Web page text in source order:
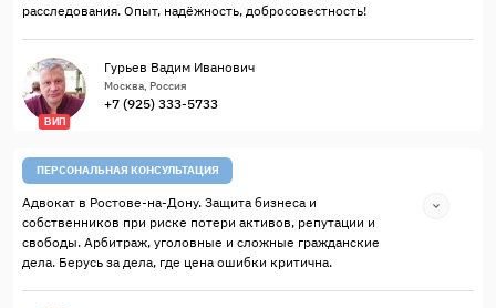
расследования. Опыт, надёжность, добросовестность!
ВИП
Гурьев Вадим Иванович
Москва, Россия
+7 (925) 333-5733
ПЕРСОНАЛЬНАЯ КОНСУЛЬТАЦИЯ
Адвокат в Ростове-на-Дону. Защита бизнеса и
собственников при риске потери активов, репутации и
свободы. Арбитраж, уголовные и сложные гражданские
дела. Берусь за дела, где цена ошибки критична.